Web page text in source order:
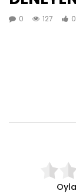
0 127 0